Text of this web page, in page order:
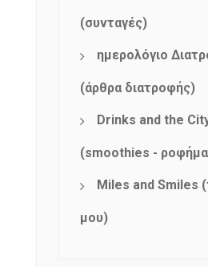
(συνταγές)
ημερολόγιο
(άρθρα διατροφής)
Drinks and the
(smoothies -
Miles and Smiles
μου)